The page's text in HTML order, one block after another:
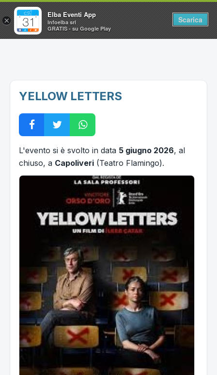
Home
Vacanze all'Isola d'Elba
YELLOW LETTERS
L'evento si è svolto in data 5 giugno 2026, al
chiuso, a Capoliveri (Teatro Flamingo).
×
Elba Eventi App
Infoelba srl
GRATIS - su Google Play
Scarica